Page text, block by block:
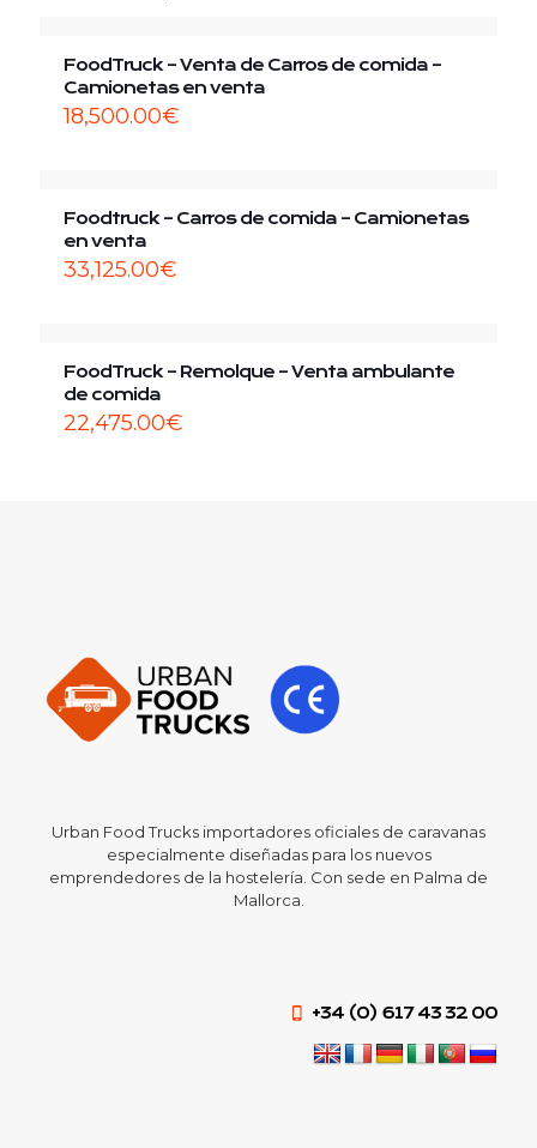
FoodTruck – Venta de Carros de comida –
Camionetas en venta
18,500.00€
Foodtruck – Carros de comida – Camionetas
en venta
33,125.00€
FoodTruck – Remolque – Venta ambulante
de comida
22,475.00€
Urban Food Trucks importadores oficiales de caravanas
especialmente diseñadas para los nuevos
emprendedores de la hostelería. Con sede en Palma de
Mallorca.
+34 (0) 617 43 32 00